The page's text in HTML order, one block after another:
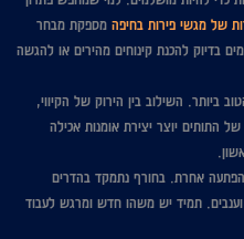
של מגשי פירות בחיפה מספקת מבחר
בדיוק להכנת קינוחים מהירים או להגשה
ביותר. השילוב בין הירוק של הקיווי,
התותים יוצר יצירת אומנות אכילה
הפתעה אחרת. בחורף נתמקד בהדרים
וענבים. תמיד יש משהו חדש ומרגש לעבוד